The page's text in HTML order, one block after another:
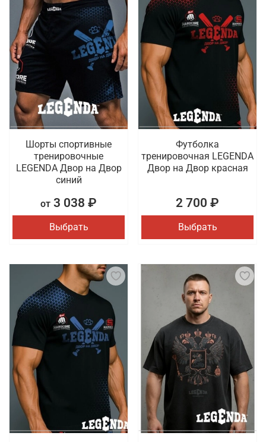
Шорты спортивные
тренировочные
LEGENDA Двор на Двор
синий
от 3 038 ₽
Выбрать
Футболка
тренировочная LEGENDA
Двор на Двор красная
2 700 ₽
Выбрать